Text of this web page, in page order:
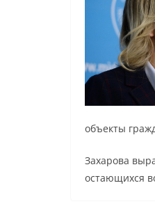
объекты
Захарова
остающихся